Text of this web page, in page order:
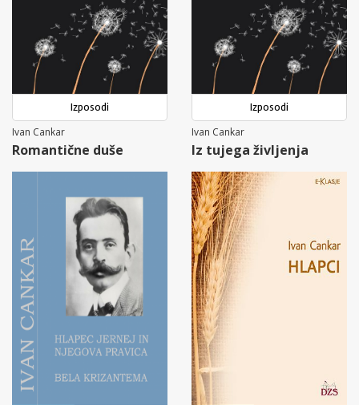
Izposodi
Ivan Cankar
Romantične duše
Izposodi
Ivan Cankar
Iz tujega življenja